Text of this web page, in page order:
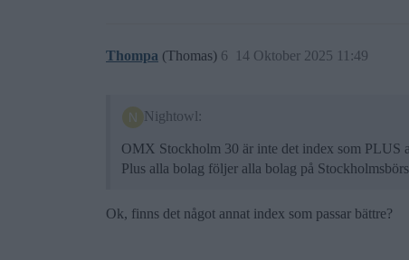
Thompa (Thomas) 14 Oktober 2025 11:49
6
Nightowl:
OMX Stockholm 30 är inte det index som PLUS
Plus alla bolag följer alla bolag på
Ok, finns det något annat index som passar bättre?